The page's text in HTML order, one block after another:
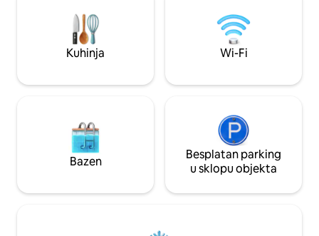
opuštanje na kauču, odmor u krevetu ili
objedovanje/rad za stolom. Posjetite
trgovine i kafiće u Portsmouthu. Dva
bicikla i ležaljke za plažu. Nalazimo se u
dana) i na maloj udaljenosti vožnje od
obližnju plažu
najljepših plaža s
Englandu, s
beskrajnim
Kuhinja Wi-Fi
Bazen
Besplatan parking
u sklopu objekta